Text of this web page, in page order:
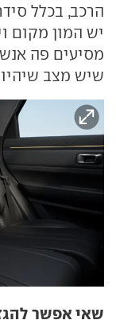
הרכב, בכלל
יש המון מקום
מסיעים פה
שיש מצב שיהיו
שאי אפשר